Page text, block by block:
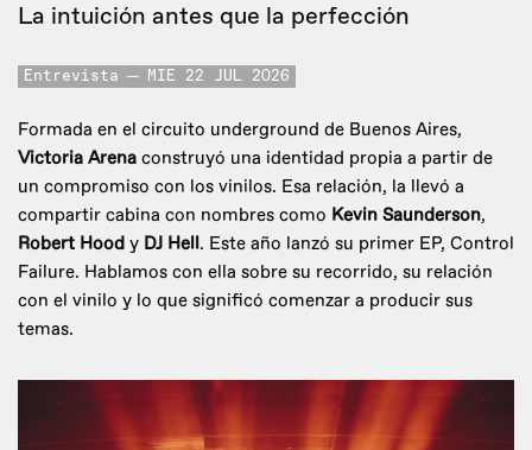
La intuición antes que la perfección
Entrevista MIE 22 JUL 2026
Formada en el circuito underground de Buenos Aires,
Victoria Arena construyó una identidad propia a partir de
un compromiso con los vinilos. Esa relación, la llevó a
compartir cabina con nombres como Kevin Saunderson,
Robert Hood y DJ Hell. Este año lanzó su primer EP, Control
Failure. Hablamos con ella sobre su recorrido, su relación
con el vinilo y lo que significó comenzar a producir sus
temas.